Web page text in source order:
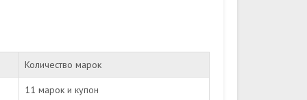
Количество марок
11 марок и купон